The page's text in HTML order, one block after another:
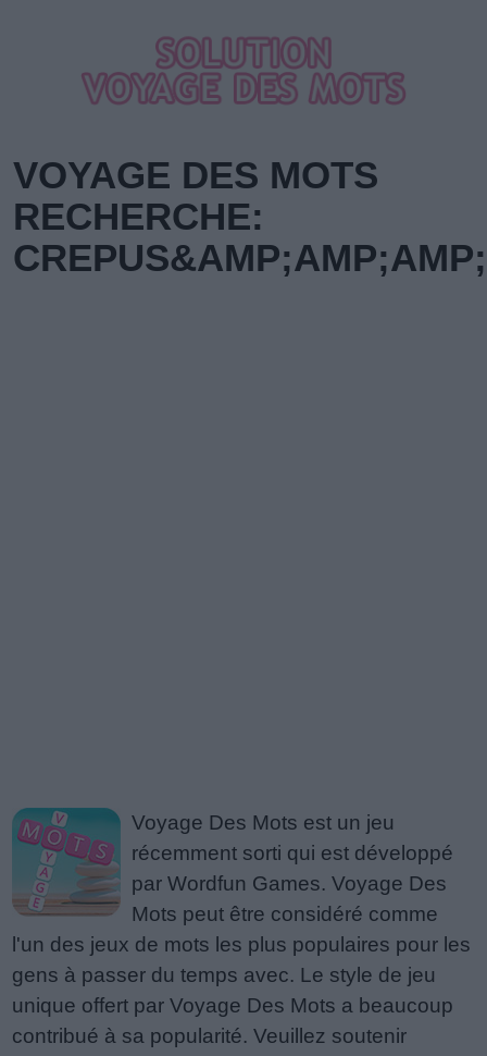
VOYAGE DES MOTS
RECHERCHE:
Voyage Des Mots est un jeu
récemment sorti qui est développé
par Wordfun Games. Voyage Des
Mots peut être considéré comme
l'un des jeux de mots les plus populaires pour les
gens à passer du temps avec. Le style de jeu
unique offert par Voyage Des Mots a beaucoup
contribué à sa popularité. Veuillez soutenir